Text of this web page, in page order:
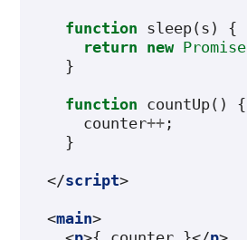
function sleep(s )
{
return new Promise
}
function countUp()
{
counter++ ;
}
</script>
<main>